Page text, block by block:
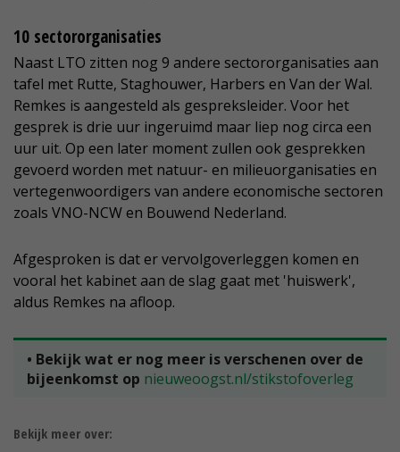
10 sectororganisaties
Naast LTO zitten nog 9 andere sectororganisaties aan
tafel met Rutte, Staghouwer, Harbers en Van der Wal.
Remkes is aangesteld als gespreksleider. Voor het
gesprek is drie uur ingeruimd maar liep nog circa een
uur uit. Op een later moment zullen ook gesprekken
gevoerd worden met natuur- en milieuorganisaties en
vertegenwoordigers van andere economische sectoren
zoals VNO-NCW en Bouwend Nederland.
Afgesproken is dat er vervolgoverleggen komen en
vooral het kabinet aan de slag gaat met 'huiswerk',
aldus Remkes na afloop.
• Bekijk wat er nog meer is verschenen over de
bijeenkomst op nieuweoogst.nl/stikstofoverleg
Bekijk meer over: